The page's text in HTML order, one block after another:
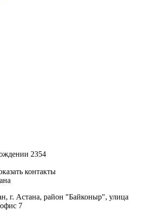
2354
контакты
г. Астана, район "Байконыр", улица
7